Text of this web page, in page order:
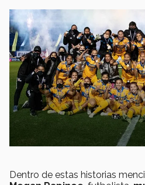
Dentro de estas historias